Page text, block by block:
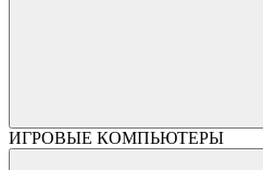
ИГРОВЫЕ КОМПЬЮТЕРЫ